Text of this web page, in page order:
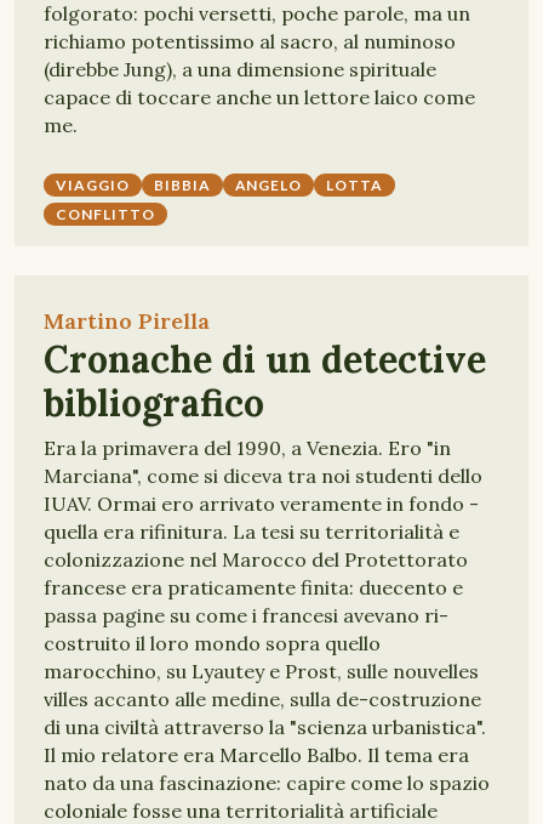
folgorato: pochi versetti, poche parole, ma un
richiamo potentissimo al sacro, al numinoso
(direbbe Jung), a una dimensione spirituale
capace di toccare anche un lettore laico come
me.
VIAGGIO BIBBIA ANGELO
LOTTA
CONFLITTO
Martino Pirella
Cronache di un detective
bibliografico
Era la primavera del 1990, a Venezia. Ero "in
Marciana", come si diceva tra noi studenti dello
IUAV. Ormai ero arrivato veramente in fondo -
quella era rifinitura. La tesi su territorialità e
colonizzazione nel Marocco del Protettorato
francese era praticamente finita: duecento e
passa pagine su come i francesi avevano ri-
costruito il loro mondo sopra quello
marocchino, su Lyautey e Prost, sulle nouvelles
villes accanto alle medine, sulla de-costruzione
di una civiltà attraverso la "scienza urbanistica".
Il mio relatore era Marcello Balbo. Il tema era
nato da una fascinazione: capire come lo spazio
coloniale fosse una territorialità artificiale